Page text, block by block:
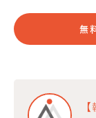
無
【